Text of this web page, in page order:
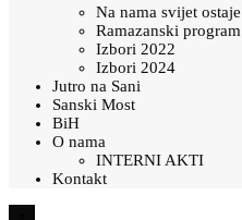
Na nama svijet ostaje
Ramazanski program
Izbori 2022
Izbori 2024
Jutro na Sani
Sanski Most
BiH
O nama
INTERNI AKTI
Kontakt